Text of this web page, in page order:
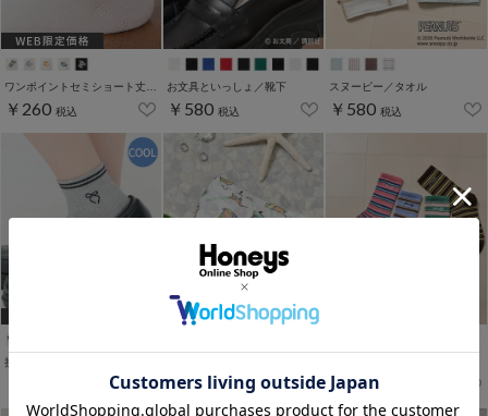
￥260 税込
お文具といっしょ／靴下
￥580 税込
スヌーピー／タオル
￥580 税込
￥980 税込 ￥260